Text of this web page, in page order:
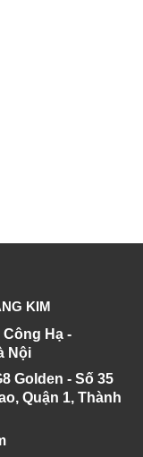
KIM
Hạ -
Nội
Golden - Số 35
Quận 1, Thành